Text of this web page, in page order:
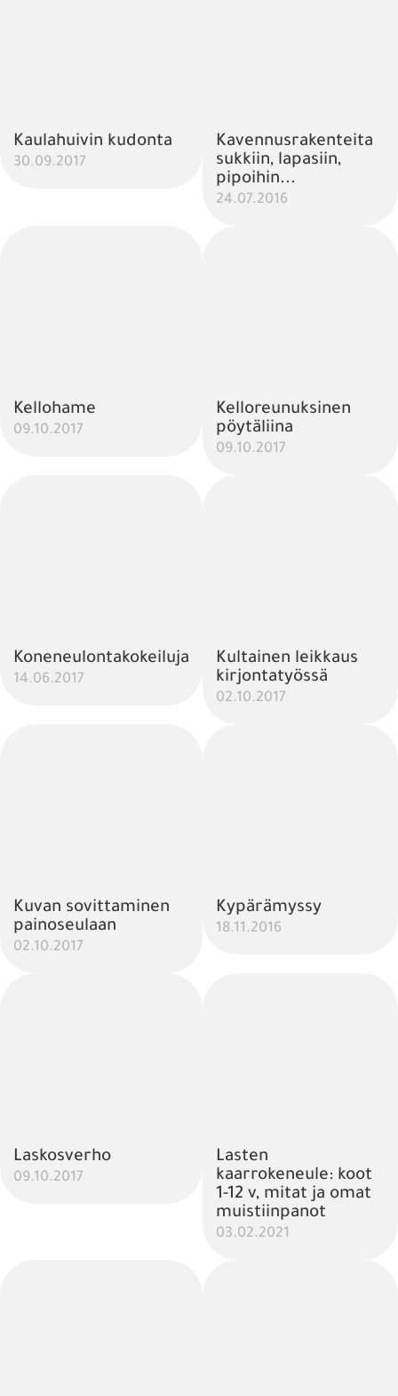
Kaulahuivin kudonta
30.09.2017
Kavennusrakenteita
sukkiin, lapasiin,
pipoihin...
24.07.2016
Kellohame
09.10.2017
Kelloreunuksinen
pöytäliina
09.10.2017
Koneneulontakokeiluja
14.06.2017
Kultainen leikkaus
kirjontatyössä
02.10.2017
Kuvan sovittaminen
painoseulaan
02.10.2017
Kypärämyssy
18.11.2016
Laskosverho
09.10.2017
Lasten
kaarrokeneule: koot
1-12 v, mitat ja omat
muistiinpanot
03.02.2021